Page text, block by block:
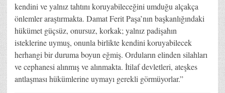
kendini ve yalnız tahtını koruyabileceğini umduğu alçakça
önlemler araştırmakta. Damat Ferit Paşa’nın başkanlığındaki
hükümet güçsüz, onursuz, korkak; yalnız padişahın
isteklerine uymuş, onunla birlikte kendini koruyabilecek
herhangi bir duruma boyun eğmiş. Orduların elinden silahları
ve cephanesi alınmış ve alınmakta. İtilaf devletleri, ateşkes
antlaşması hükümlerine uymayı gerekli görmüyorlar.”